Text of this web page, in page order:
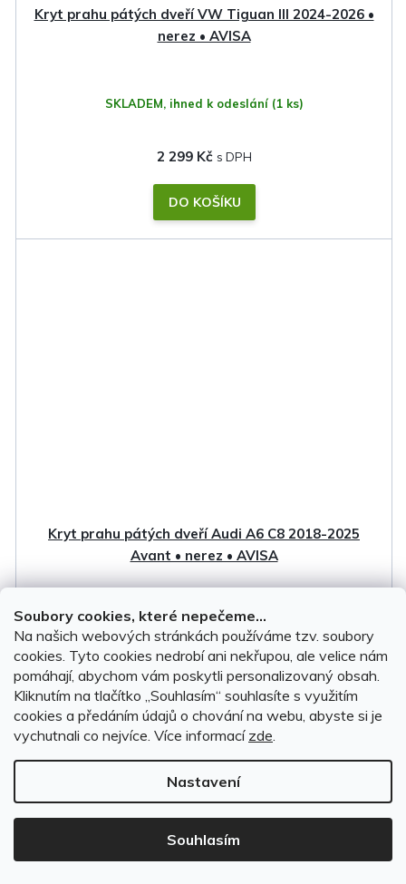
Soubory cookies, které nepečeme...
Na našich webových stránkách používáme tzv. soubory
cookies. Tyto cookies nedrobí ani nekřupou, ale velice nám
pomáhají, abychom vám poskytli personalizovaný obsah.
Kliknutím na tlačítko ,,Souhlasím“ souhlasíte s využitím
cookies a předáním údajů o chování na webu, abyste si je
vychutnali co nejvíce. Více informací zde.
Nastavení
Souhlasím
Kryt prahu pátých dveří VW Tiguan III 2024-2026 •
nerez • AVISA
SKLADEM, ihned k odeslání (1 ks)
2 299 Kč
DO KOŠÍKU
Kryt prahu pátých dveří Audi A6 C8 2018-2025
Avant • nerez • AVISA
Na objednávku do 14 dnů
2 199 Kč
DO KOŠÍKU